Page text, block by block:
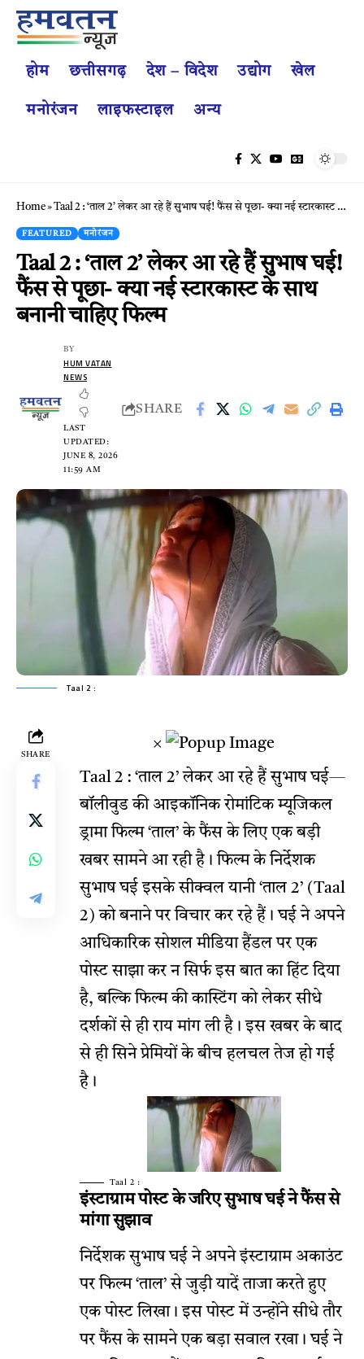
होम छत्तीसगढ़ देश – विदेश उद्योग खेल
मनोरंजन लाइफस्टाइल अन्य
Home»Taal 2 : ‘ताल 2’ लेकर आ रहे हैं सुभाष घई! फैंस से पूछा- क्या नई स्टारकास्ट के साथ बनानी चाहिए फिल्म
FEATURED मनोरंजन
Taal 2 : ‘ताल 2’ लेकर आ रहे हैं सुभाष घई!
फैंस से पूछा- क्या नई स्टारकास्ट के साथ
बनानी चाहिए फिल्म
LAST
UPDATED:
JUNE 8, 2026
11:59 AM
BY
HUM VATAN
NEWS
SHARE
Taal 2 :
SHARE
×
Taal 2 : ‘ताल 2’ लेकर आ रहे हैं सुभाष घई—
बॉलीवुड की आइकॉनिक रोमांटिक म्यूजिकल
ड्रामा फिल्म ‘ताल’ के फैंस के लिए एक बड़ी
खबर सामने आ रही है। फिल्म के निर्देशक
सुभाष घई इसके सीक्वल यानी ‘ताल 2’ (Taal
2) को बनाने पर विचार कर रहे हैं। घई ने अपने
आधिकारिक सोशल मीडिया हैंडल पर एक
पोस्ट साझा कर न सिर्फ इस बात का हिंट दिया
है, बल्कि फिल्म की कास्टिंग को लेकर सीधे
दर्शकों से ही राय मांग ली है। इस खबर के बाद
से ही सिने प्रेमियों के बीच हलचल तेज हो गई
है।
Taal 2 :
इंस्टाग्राम पोस्ट के जरिए सुभाष घई ने फैंस से
मांगा सुझाव
निर्देशक सुभाष घई ने अपने इंस्टाग्राम अकाउंट
पर फिल्म ‘ताल’ से जुड़ी यादें ताजा करते हुए
एक पोस्ट लिखा। इस पोस्ट में उन्होंने सीधे तौर
पर फैंस के सामने एक बड़ा सवाल रखा। घई ने